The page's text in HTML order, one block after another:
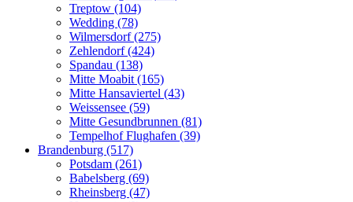
Treptow (104)
Wedding (78)
Wilmersdorf (275)
Zehlendorf (424)
Spandau (138)
Mitte Moabit (165)
Mitte Hansaviertel (43)
Weissensee (59)
Mitte Gesundbrunnen (81)
Tempelhof Flughafen (39)
Brandenburg (517)
Potsdam (261)
Babelsberg (69)
Rheinsberg (47)